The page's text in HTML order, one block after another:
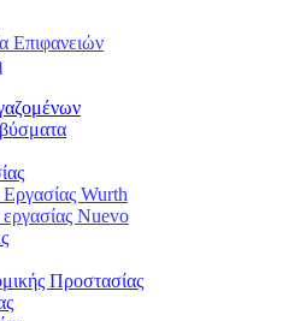
Επιφανειών
Wurth
Nuevo
Προστασίας